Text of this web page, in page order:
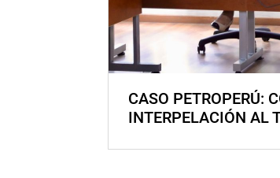
CASO PETROPERÚ:
INTERPELACIÓN AL